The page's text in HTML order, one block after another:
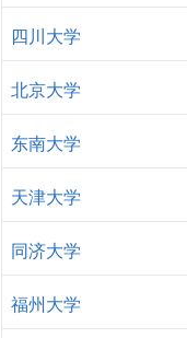
四川大学
北京大学
东南大学
天津大学
同济大学
福州大学